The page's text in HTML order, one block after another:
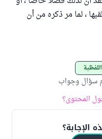
، لما مر ذكره من أن
سؤال وجواب
المحتوى؟
الإجابة؟